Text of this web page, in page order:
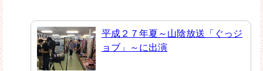
平成２７年夏～山陰放送「ぐっジ
ョブ」～に出演